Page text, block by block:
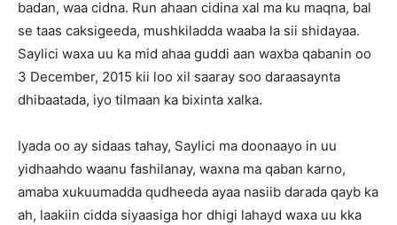
badan, waa cidna. Run ahaan cidina xal ma ku maqna, bal
se taas caksigeeda, mushkiladda waaba la sii shidayaa.
Saylici waxa uu ka mid ahaa guddi aan waxba qabanin oo
3 December, 2015 kii loo xil saaray soo daraasaynta
dhibaatada, iyo tilmaan ka bixinta xalka.
Iyada oo ay sidaas tahay, Saylici ma doonaayo in uu
yidhaahdo waanu fashilanay, waxna ma qaban karno,
amaba xukuumadda qudheeda ayaa nasiib darada qayb ka
ah, laakiin cidda siyaasiga hor dhigi lahayd waxa uu kka